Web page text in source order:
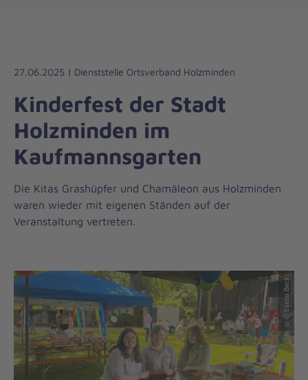
Liebe
Leben
27.06.2025 | Dienststelle Ortsverband Holzminden
Kinderfest der Stadt
Holzminden im
Kaufmannsgarten
Die Kitas Grashüpfer und Chamäleon aus Holzminden
waren wieder mit eigenen Ständen auf der
Veranstaltung vertreten.
© © Eljesa Beciri